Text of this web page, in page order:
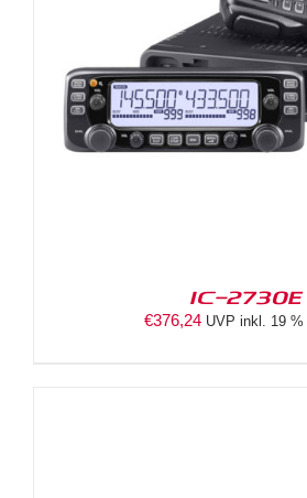
IC-2730E
€376,24 UVP inkl. 19 %